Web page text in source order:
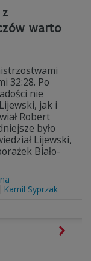
warto
32:28. Po
nie
jak i
Robert
było
Lijewski,
Biało-
Kamil Syprzak